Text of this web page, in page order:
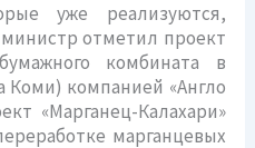
уже реализуются,
отметил проект
комбината в
Коми) компанией «Англо
«Марганец-Калахари»
марганцевых